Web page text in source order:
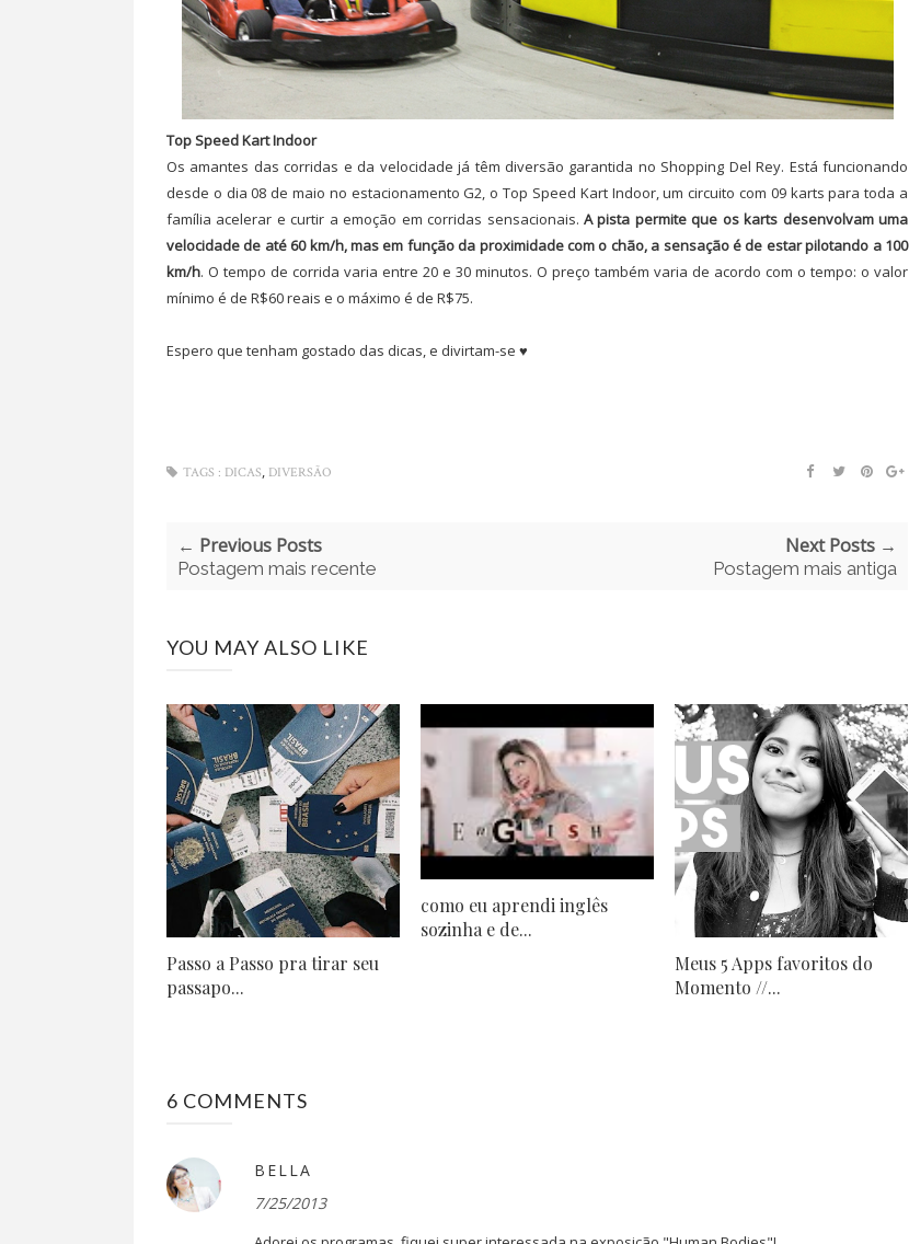
Top Speed Kart Indoor
Os amantes das corridas e da velocidade já têm diversão garantida no Shopping Del Rey. Está funcionando
desde o dia 08 de maio no estacionamento G2, o Top Speed Kart Indoor, um circuito com 09 karts para toda a
família acelerar e curtir a emoção em corridas sensacionais. A pista permite que os karts desenvolvam uma
velocidade de até 60 km/h, mas em função da proximidade com o chão, a sensação é de estar pilotando a 100
km/h. O tempo de corrida varia entre 20 e 30 minutos. O preço também varia de acordo com o tempo: o valor
mínimo é de R$60 reais e o máximo é de R$75.
Espero que tenham gostado das dicas, e divirtam-se ♥
TAGS : DICAS, DIVERSÃO
← Previous Posts
Postagem mais recente
Next Posts →
Postagem mais antiga
YOU MAY ALSO LIKE
Passo a Passo pra tirar seu
passapo...
como eu aprendi inglês
sozinha e de...
Meus 5 Apps favoritos do
Momento //...
6 COMMENTS
BELLA
7/25/2013